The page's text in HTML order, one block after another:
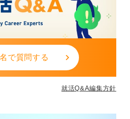
で質問する
就活Q&A編集方針